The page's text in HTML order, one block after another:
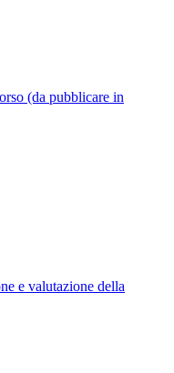
(da pubblicare in
e valutazione della